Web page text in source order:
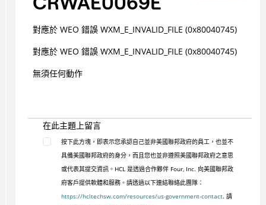
對應於 WEO 錯誤 WXM_E_INVALID_FILE (0x80040745)
對應於 WEO 錯誤 WXM_E_INVALID_FILE (0x80040745)
無須任何動作
在此主題上留言
按下此方塊，即表示您承認自己並非美國聯邦政府的員工，也並不
具備美國聯邦政府的身分，而且您也並非遵照美國聯邦政府之意思
或代表其提交資訊。HCL 是透過合作夥伴 Four, Inc. 向美國聯邦政
府客戶提供軟體和服務。請透過以下連結聯絡此團隊：
https://hcltechsw.com/resources/us-government-contact. 請